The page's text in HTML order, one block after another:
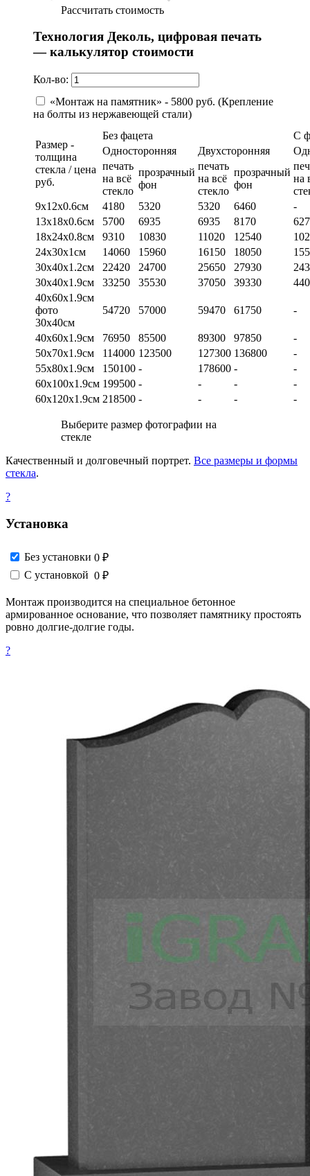
Рассчитать стоимость
Технология Деколь, цифровая печать
— калькулятор стоимости
Кол-во:
«Монтаж на памятник» - 5800 руб. (Крепление
на болты из нержавеющей стали)
Размер -
толщина
стекла / цена
руб.
Без фацета
С
Односторонняя
Двухсторонняя
печать
на всё
стекло
прозрачный
фон
печать
на всё
стекло
прозрачный
фон
на
9х12х0.6см
4180 5320 5320 6460
-
13х18х0.6см
5700 6935 6935 8170
18х24х0.8см
9310 10830 11020 12540
24х30х1см
14060 15960 16150 18050
30х40х1.2см
22420 24700 25650 27930
30х40х1.9см
33250 35530 37050 39330
40х60х1.9см
фото
30х40см
54720 57000 59470 61750 -
40х60х1.9см 76950 85500 89300 97850
-
50х70х1.9см
114000 123500 127300 136800
-
55х80х1.9см
150100 - 178600 -
-
60х100х1.9см 199500 - - -
-
60х120х1.9см 218500 - - - -
Выберите размер фотографии на
стекле
Качественный и долговечный портрет. Все размеры и формы
стекла.
?
Установка
Без установки 0 ₽
С установкой 0 ₽
Монтаж производится на специальное бетонное
армированное основание, что позволяет памятнику простоять
ровно долгие-долгие годы.
?